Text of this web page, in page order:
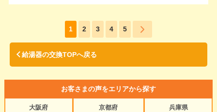
1 2 3 4 5
給湯器の交換TOPへ戻る
お客さまの声をエリアから探す
大阪府
京都府
兵庫県